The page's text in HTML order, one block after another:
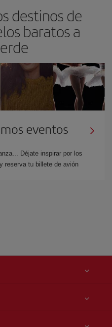
destinos de
baratos a
eventos
Déjate inspirar por los
reserva tu billete de avión